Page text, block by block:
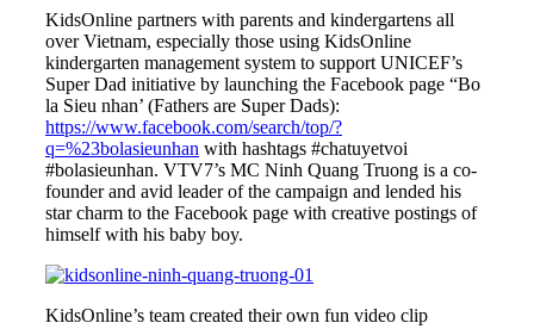
KidsOnline partners with parents and kindergartens all
over Vietnam, especially those using KidsOnline
kindergarten management system to support UNICEF’s
Super Dad initiative by launching the Facebook page “Bo
la Sieu nhan’ (Fathers are Super Dads):
https://www.facebook.com/search/top/?
q=%23bolasieunhan with hashtags #chatuyetvoi
#bolasieunhan. VTV7’s MC Ninh Quang Truong is a co-
founder and avid leader of the campaign and lended his
star charm to the Facebook page with creative postings of
himself with his baby boy.
KidsOnline’s team created their own fun video clip